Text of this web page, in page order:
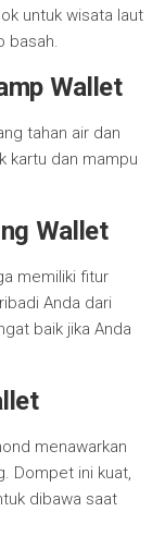
untuk wisata laut
basah.
Wallet
tahan air dan
kartu dan mampu
Wallet
memiliki fitur
Anda dari
baik jika Anda
menawarkan
Dompet ini kuat,
dibawa saat